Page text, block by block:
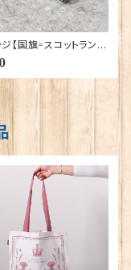
【国旗=スコットラン